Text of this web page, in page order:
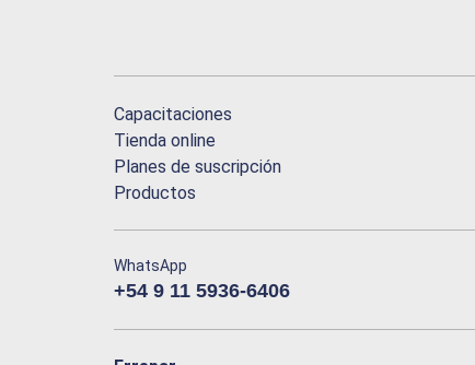
Capacitaciones
Tienda online
Planes de suscripción
Productos
WhatsApp
+54 9 11 5936-6406